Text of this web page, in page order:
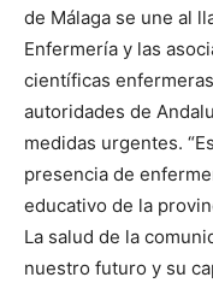
de Málaga se une al
Enfermería y las
científicas
autoridades de
medidas urgentes.
presencia de
educativo de la
La salud de la
nuestro futuro y su